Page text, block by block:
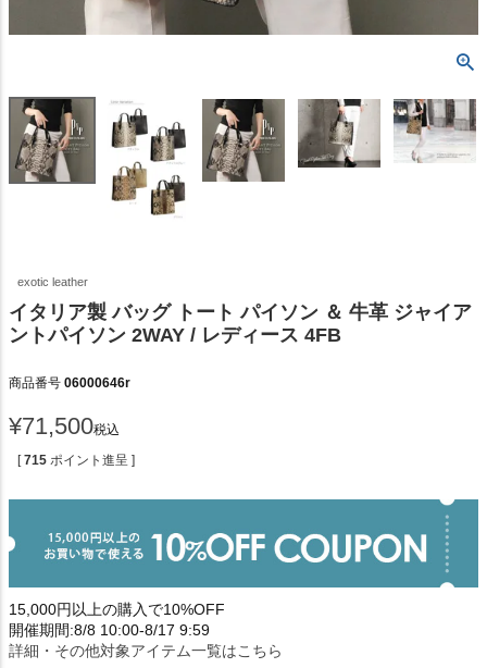
exotic leather
イタリア製 バッグ トート パイソン ＆ 牛革 ジャイア
ントパイソン 2WAY / レディース 4FB
商品番号 06000646r
¥71,500税込
[ 715 ポイント進呈 ]
15,000円以上の購入で10%OFF
開催期間:8/8 10:00-8/17 9:59
詳細・その他対象アイテム一覧はこちら